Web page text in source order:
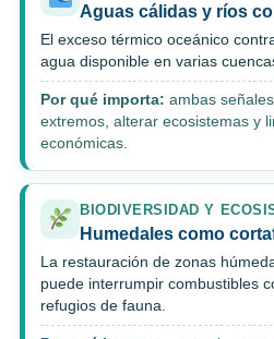
Aguas cálidas y ríos
El exceso térmico oceánico
agua disponible en varias
Por qué importa: ambas
extremos, alterar ecosistemas y
económicas.
BIODIVERSIDAD Y
Humedales como
La restauración de zonas
puede interrumpir combustibles
refugios de fauna.